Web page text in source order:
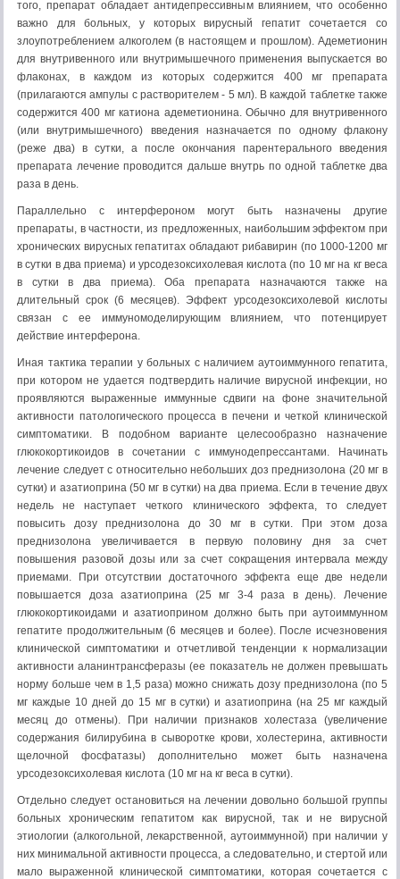
того, препарат обладает антидепрессивным влиянием, что особенно
важно для больных, у которых вирусный гепатит сочетается со
злоупотреблением алкоголем (в настоящем и прошлом). Адеметионин
для внутривенного или внутримышечного применения выпускается во
флаконах, в каждом из которых содержится 400 мг препарата
(прилагаются ампулы с растворителем - 5 мл). В каждой таблетке также
содержится 400 мг катиона адеметионина. Обычно для внутривенного
(или внутримышечного) введения назначается по одному флакону
(реже два) в сутки, а после окончания парентерального введения
препарата лечение проводится дальше внутрь по одной таблетке два
раза в день.
Параллельно с интерфероном могут быть назначены другие
препараты, в частности, из предложенных, наибольшим эффектом при
хронических вирусных гепатитах обладают рибавирин (по 1000-1200 мг
в сутки в два приема) и урсодезоксихолевая кислота (по 10 мг на кг веса
в сутки в два приема). Оба препарата назначаются также на
длительный срок (6 месяцев). Эффект урсодезоксихолевой кислоты
связан с ее иммуномоделирующим влиянием, что потенцирует
действие интерферона.
Иная тактика терапии у больных с наличием аутоиммунного гепатита,
при котором не удается подтвердить наличие вирусной инфекции, но
проявляются выраженные иммунные сдвиги на фоне значительной
активности патологического процесса в печени и четкой клинической
симптоматики. В подобном варианте целесообразно назначение
глюкокортикоидов в сочетании с иммунодепрессантами. Начинать
лечение следует с относительно небольших доз преднизолона (20 мг в
сутки) и азатиоприна (50 мг в сутки) на два приема. Если в течение двух
недель не наступает четкого клинического эффекта, то следует
повысить дозу преднизолона до 30 мг в сутки. При этом доза
преднизолона увеличивается в первую половину дня за счет
повышения разовой дозы или за счет сокращения интервала между
приемами. При отсутствии достаточного эффекта еще две недели
повышается доза азатиоприна (25 мг 3-4 раза в день). Лечение
глюкокортикоидами и азатиоприном должно быть при аутоиммунном
гепатите продолжительным (6 месяцев и более). После исчезновения
клинической симптоматики и отчетливой тенденции к нормализации
активности аланинтрансферазы (ее показатель не должен превышать
норму больше чем в 1,5 раза) можно снижать дозу преднизолона (по 5
мг каждые 10 дней до 15 мг в сутки) и азатиоприна (на 25 мг каждый
месяц до отмены). При наличии признаков холестаза (увеличение
содержания билирубина в сыворотке крови, холестерина, активности
щелочной фосфатазы) дополнительно может быть назначена
урсодезоксихолевая кислота (10 мг на кг веса в сутки).
Отдельно следует остановиться на лечении довольно большой группы
больных хроническим гепатитом как вирусной, так и не вирусной
этиологии (алкогольной, лекарственной, аутоиммунной) при наличии у
них минимальной активности процесса, а следовательно, и стертой или
мало выраженной клинической симптоматики, которая сочетается с